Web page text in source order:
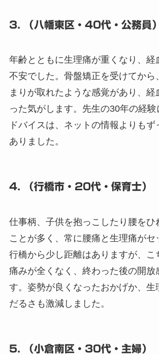
3. （八幡東区・40代・公務員）
年齢とともに生理痛が重くなり、経
不安でした。骨盤矯正を受けてから
まりが取れたような感覚があり、経
った気がします。先生の30年の経
ドバイスは、ネットの情報よりも
ありました。
4. （行橋市・20代・保育士）
仕事柄、子供を抱っこしたり腰をひ
ことが多く、常に腰痛と生理痛がセ
行橋から少し距離はありますが、こ
痛みが全くなく、終わった後の開放
す。姿勢が良くなったおかげか、生
だるさも激減しました。
5. （小倉南区・30代・主婦）